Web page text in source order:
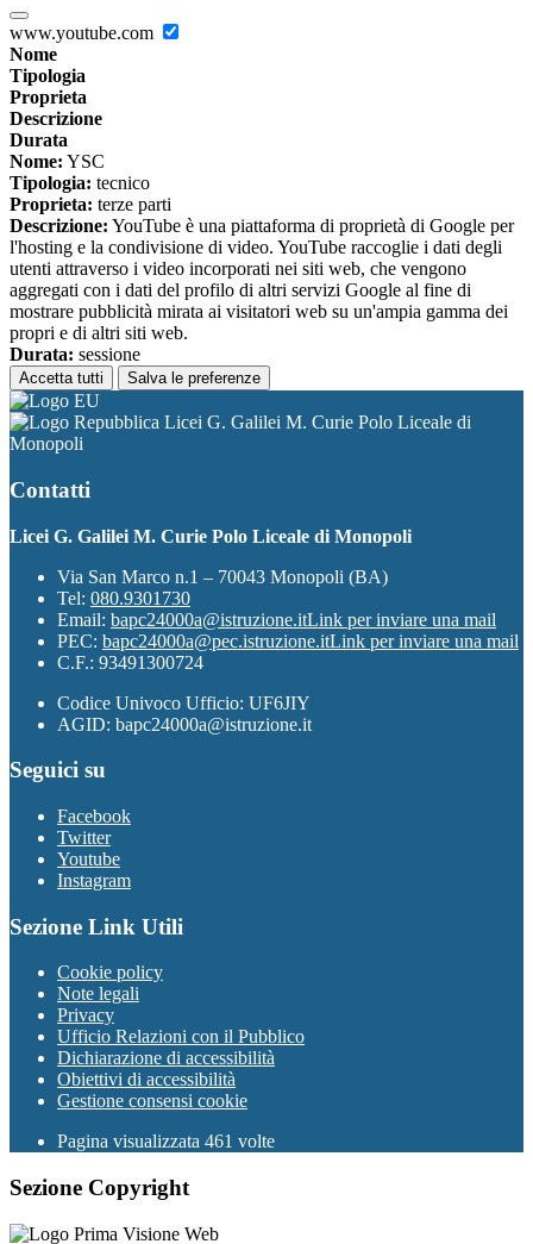
www.youtube.com
Nome
Tipologia
Proprieta
Descrizione
Durata
Nome: YSC
Tipologia: tecnico
Proprieta: terze parti
Descrizione: YouTube è una piattaforma di proprietà di Google per
l'hosting e la condivisione di video. YouTube raccoglie i dati degli
utenti attraverso i video incorporati nei siti web, che vengono
aggregati con i dati del profilo di altri servizi Google al fine di
mostrare pubblicità mirata ai visitatori web su un'ampia gamma dei
propri e di altri siti web.
Durata: sessione
Accetta tutti Salva le preferenze
Licei G. Galilei M. Curie Polo Liceale di
Monopoli
Contatti
Licei G. Galilei M. Curie Polo Liceale di Monopoli
Via San Marco n.1 – 70043 Monopoli (BA)
Tel: 080.9301730
Email: bapc24000a@istruzione.itLink per inviare una mail
PEC: bapc24000a@pec.istruzione.itLink per inviare una mail
C.F.: 93491300724
Codice Univoco Ufficio: UF6JIY
AGID: bapc24000a@istruzione.it
Seguici su
Facebook
Twitter
Youtube
Instagram
Sezione Link Utili
Cookie policy
Note legali
Privacy
Ufficio Relazioni con il Pubblico
Dichiarazione di accessibilità
Obiettivi di accessibilità
Gestione consensi cookie
Pagina visualizzata 461 volte
Sezione Copyright